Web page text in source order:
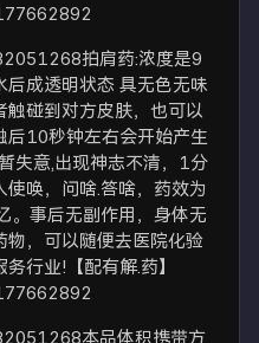
拍肩药:浓度是9
成透明状态 具无色无味
碰到对方皮肤，也可以
后10秒钟左右会开始产生
失意,出现神志不清，1分
唤，问啥.答啥，药效为
事后无副作用，身体无
物，可以随便去医院化验
行业!【配有解.药】
本品体积携带方